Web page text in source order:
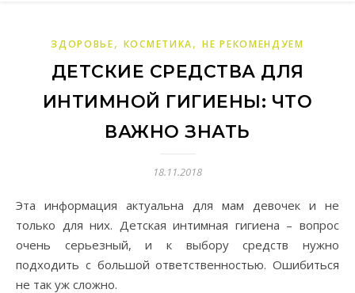
ЗДОРОВЬЕ, КОСМЕТИКА,НЕ РЕКОМЕНДУЕМ
ДЕТСКИЕ СРЕДСТВА ДЛЯ
ИНТИМНОЙ ГИГИЕНЫ: ЧТО
ВАЖНО ЗНАТЬ
18.11.2018
Эта информация актуальна для мам девочек и не
только для них. Детская интимная гигиена – вопрос
очень серьезный, и к выбору средств нужно
подходить с большой ответственностью. Ошибиться
не так уж сложно.